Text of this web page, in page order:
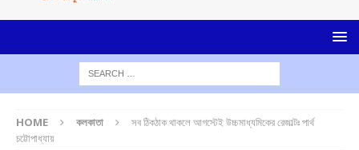
HOME কলকাতা
সব ঠিকঠাক থাকলে আগস্টেই উচ্চমাধ্যমিকের রেজাল্টঃ পার্থ
চট্টোপাধ্যায়